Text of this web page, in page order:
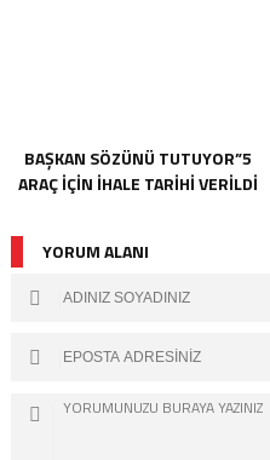
BAŞKAN SÖZÜNÜ TUTUYOR”5
ARAÇ IÇIN İHALE TARIHI VERILDI
YORUM ALANI